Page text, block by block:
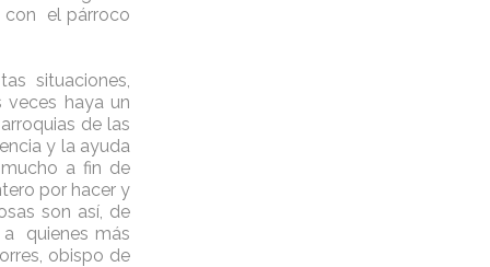
con el párroco
situaciones,
haya un
de las
y la ayuda
a fin de
por hacer y
son así, de
quienes más
obispo de